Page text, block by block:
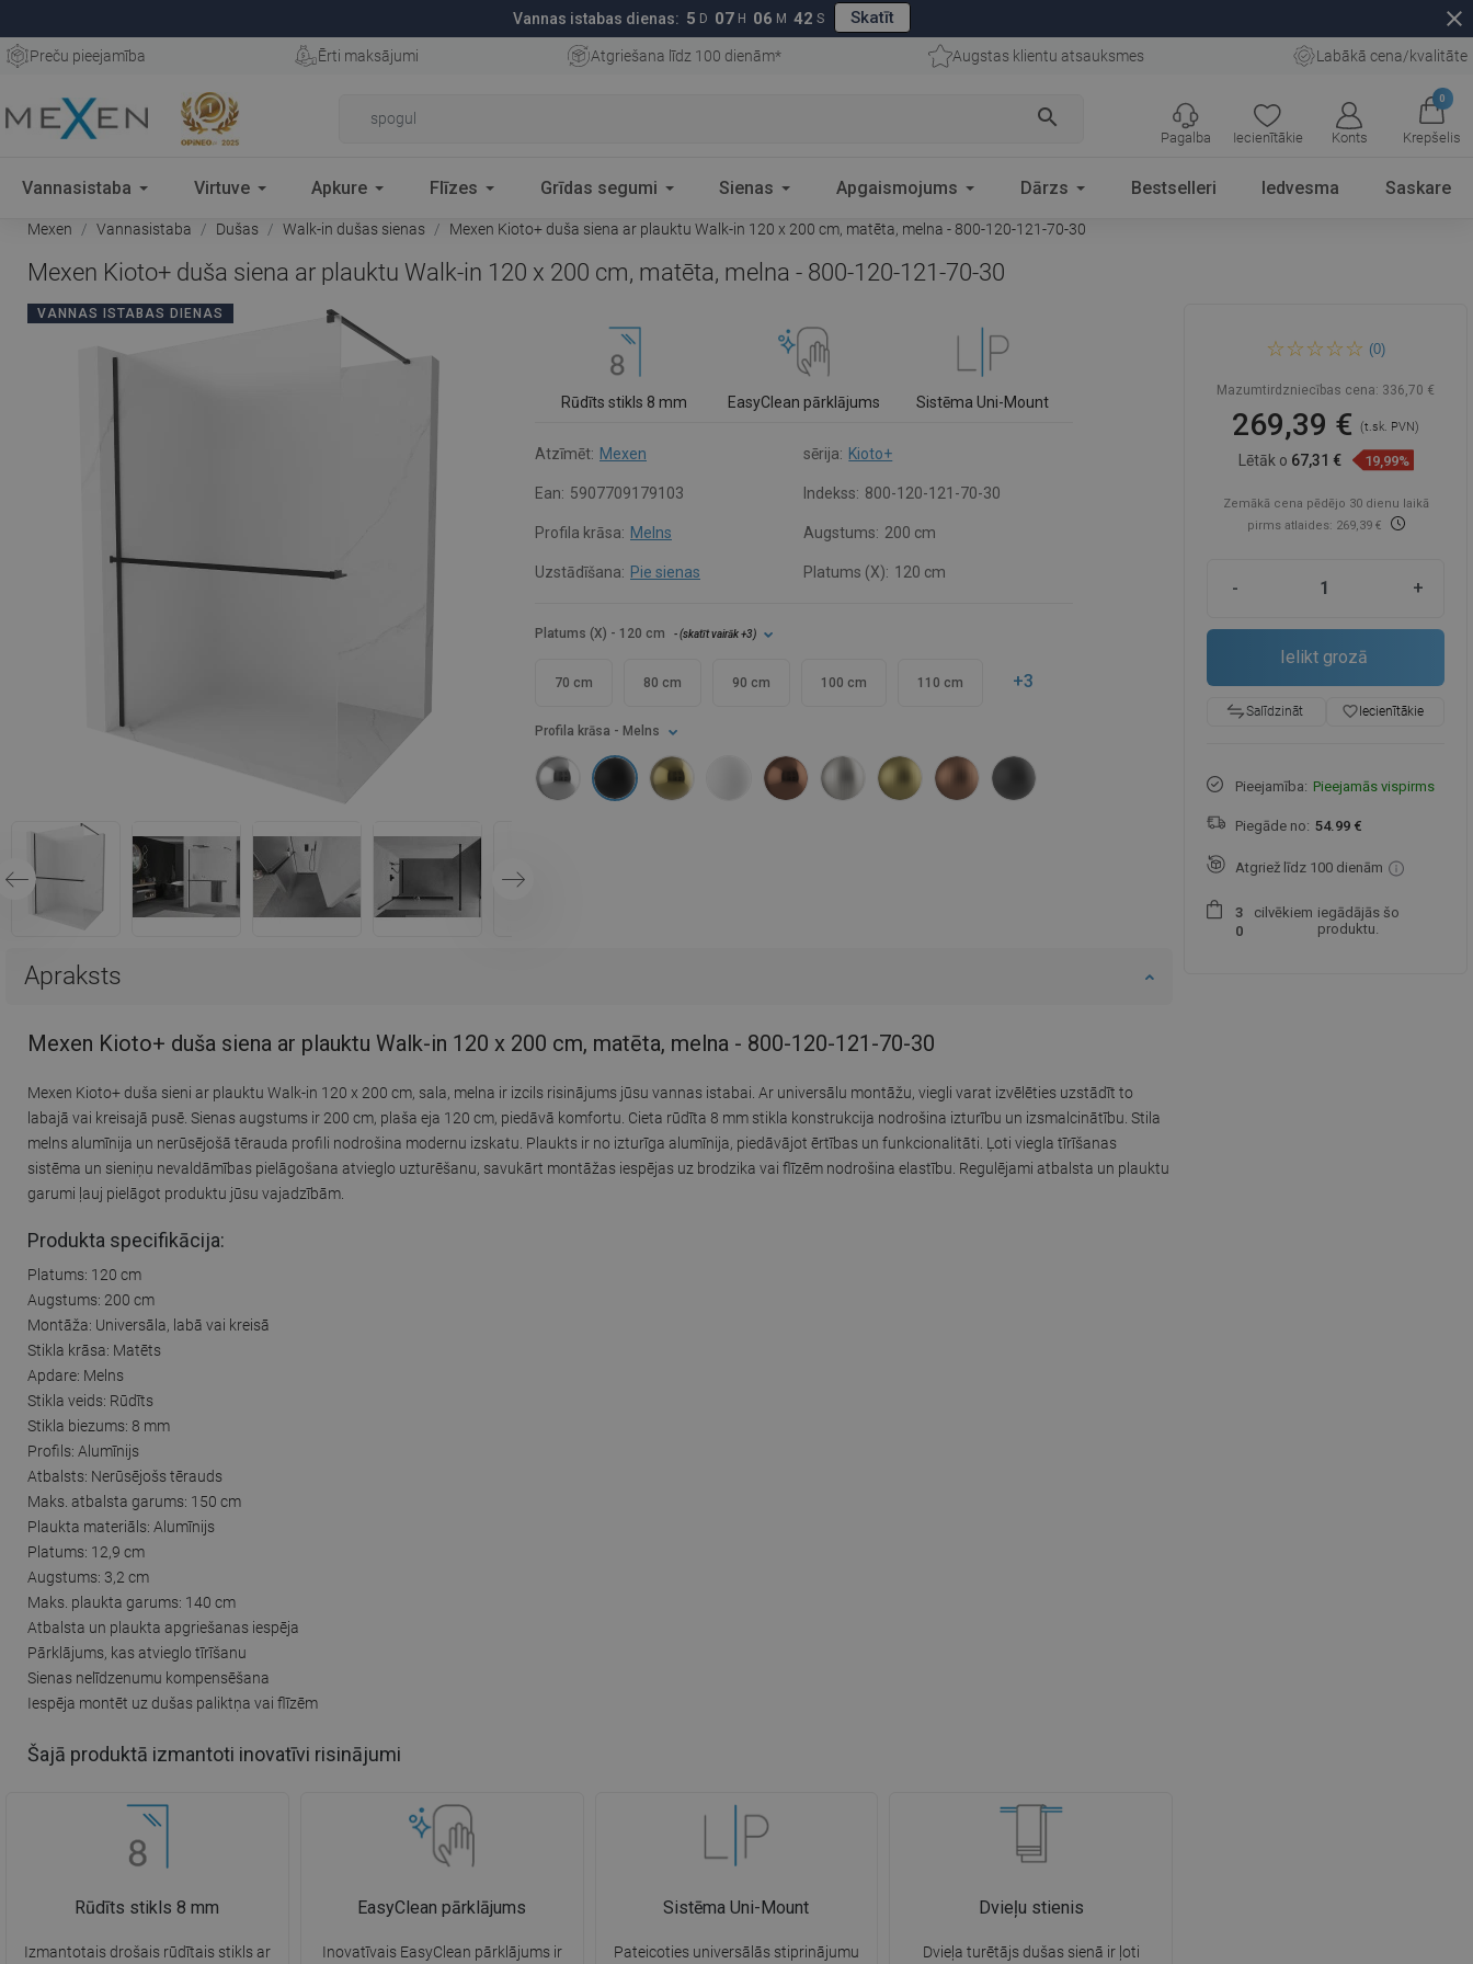
Vannas istabas dienas: 5 D 07 H 06 M 41 S Skatīt close
Preču pieejamība Ērti maksājumi Atgriešana līdz 100 dienām* Augstas klientu atsauksmes Labākā cena/kvalitāte
search
Iecienītākie Konts
0
Krepšelis
Pagalba
Vannasistaba Virtuve Apkure Flīzes Grīdas segumi Sienas Apgaismojums Dārzs Bestselleri Iedvesma Saskare
Mexen Vannasistaba Dušas Walk-in dušas sienas Mexen Kioto+ duša siena ar plauktu Walk-in 120 x 200 cm, matēta, melna - 800-120-121-70-30
Mexen Kioto+ duša siena ar plauktu Walk-in 120 x 200 cm, matēta, melna - 800-120-121-70-30
VANNAS ISTABAS DIENAS
Rūdīts stikls 8 mm EasyClean pārklājums Sistēma Uni-Mount
Atzīmēt: Mexen sērija: Kioto+
Ean: 5907709179103 Indekss: 800-120-121-70-30
Profila krāsa: Melns Augstums: 200 cm
Uzstādīšana: Pie sienas Platums (X): 120 cm
Profila krāsa - Melns
Platums (X) - 120 cm - (skatīt vairāk+3)
70 cm 80 cm 90 cm 100 cm 110 cm +3
Apraksts
Mexen Kioto+ duša siena ar plauktu Walk-in 120 x 200 cm, matēta, melna - 800-120-121-70-30
Mexen Kioto+ duša sieni ar plauktu Walk-in 120 x 200 cm, sala, melna ir izcils risinājums jūsu vannas istabai. Ar universālu montāžu, viegli varat izvēlēties uzstādīt to
labajā vai kreisajā pusē. Sienas augstums ir 200 cm, plaša eja 120 cm, piedāvā komfortu. Cieta rūdīta 8 mm stikla konstrukcija nodrošina izturību un izsmalcinātību. Stila
melns alumīnija un nerūsējošā tērauda profili nodrošina modernu izskatu. Plaukts ir no izturīga alumīnija, piedāvājot ērtības un funkcionalitāti. Ļoti viegla tīrīšanas
sistēma un sieniņu nevaldāmības pielāgošana atvieglo uzturēšanu, savukārt montāžas iespējas uz brodzika vai flīzēm nodrošina elastību. Regulējami atbalsta un plauktu
garumi ļauj pielāgot produktu jūsu vajadzībām.
Produkta specifikācija:
Platums: 120 cm
Augstums: 200 cm
Montāža: Universāla, labā vai kreisā
Stikla krāsa: Matēts
Apdare: Melns
Stikla veids: Rūdīts
Stikla biezums: 8 mm
Profils: Alumīnijs
Atbalsts: Nerūsējošs tērauds
Maks. atbalsta garums: 150 cm
Plaukta materiāls: Alumīnijs
Platums: 12,9 cm
Augstums: 3,2 cm
Maks. plaukta garums: 140 cm
Atbalsta un plaukta apgriešanas iespēja
Pārklājums, kas atvieglo tīrīšanu
Sienas nelīdzenumu kompensēšana
Iespēja montēt uz dušas paliktņa vai flīzēm
Šajā produktā izmantoti inovatīvi risinājumi
Rūdīts stikls 8 mm
Izmantotais drošais rūdītais stikls ar
EasyClean pārklājums
Inovatīvais EasyClean pārklājums ir
Sistēma Uni-Mount
Pateicoties universālās stiprinājumu
Dvieļu stienis
Dvieļa turētājs dušas sienā ir ļoti
plauktu Walk-in 120 x 200 cm,
70-30
(0)
Mazumtirdzniecības cena: 336,70 €
269,39 €(t.sk. PVN)
Lētāk o 67,31 € 19,99%
Zemākā cena pēdējo 30 dienu laikā
pirms atlaides: 269,39 €
- +
Ielikt grozā
Salīdzināt favorite_borderIecienītākie
Pieejamība: Pieejamās vispirms
Piegāde no: 54.99 €
Atgriež līdz 100 dienām
3
0
cilvēkiem iegādājās šo
produktu.